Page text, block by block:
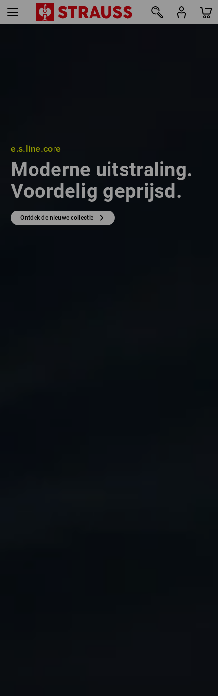
e.s.line.core
Moderne uitstraling.
Voordelig geprijsd.
Ontdek de nieuwe collectie
e.s.line.core
Moderne uitstraling.
Voordelig geprijsd.
Ontdek de nieuwe collectie